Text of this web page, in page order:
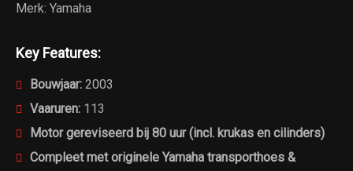
Merk: Yamaha
Key Features:
Bouwjaar: 2003
Vaaruren: 113
Motor gereviseerd bij 80 uur (incl. krukas en cilinders)
Compleet met originele Yamaha transporthoes &